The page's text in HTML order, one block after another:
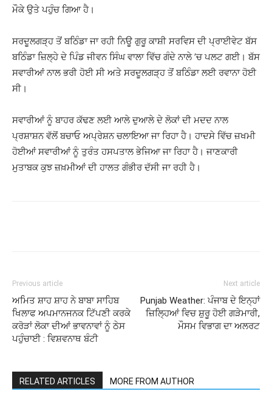
ਮੌਕੇ ਉਤੇ ਪਹੁੰਚ ਗਿਆ ਹੈ।
ਸਰਦੂਲਗੜ੍ਹ ਤੋਂ ਬਠਿੰਡਾ ਜਾ ਰਹੀ ਨਿਊ ਗੁਰੂ ਕਾਸ਼ੀ ਸਰਵਿਸ ਦੀ ਪ੍ਰਾਈਵੇਟ ਬੱਸ
ਬਠਿੰਡਾ ਜ਼ਿਲ੍ਹੇ ਦੇ ਪਿੰਡ ਜੀਵਨ ਸਿੰਘ ਵਾਲਾ ਵਿੱਚ ਗੰਦੇ ਨਾਲੇ ’ਚ ਪਲਟ ਗਈ। ਬੱਸ
ਸਵਾਰੀਆਂ ਨਾਲ ਭਰੀ ਹੋਈ ਸੀ ਅਤੇ ਸਰਦੂਲਗੜ੍ਹ ਤੋਂ ਬਠਿੰਡਾ ਲਈ ਰਵਾਨਾ ਹੋਈ
ਸੀ।
ਸਵਾਰੀਆਂ ਨੂੰ ਬਾਹਰ ਕੱਢਣ ਲਈ ਆਲੇ ਦੁਆਲੇ ਦੇ ਲੋਕਾਂ ਦੀ ਮਦਦ ਨਾਲ
ਪ੍ਰਸ਼ਾਸ਼ਨ ਵੱਲੋਂ ਬਚਾਓ ਅਪ੍ਰੇਸ਼ਨ ਚਲਾਇਆ ਜਾ ਰਿਹਾ ਹੈ। ਹਾਦਸੇ ਵਿੱਚ ਜ਼ਖਮੀ
ਹੋਈਆਂ ਸਵਾਰੀਆਂ ਨੂੰ ਤੁਰੰਤ ਹਸਪਤਾਲ ਭੇਜਿਆ ਜਾ ਰਿਹਾ ਹੈ। ਜਾਣਕਾਰੀ
ਮੁਤਾਬਕ ਕੁਝ ਜ਼ਖ਼ਮੀਆਂ ਦੀ ਹਾਲਤ ਗੰਭੀਰ ਦੱਸੀ ਜਾ ਰਹੀ ਹੈ।
Previous article
ਅਮਿਤ ਸ਼ਾਹ ਸ਼ਾਹ ਨੇ ਬਾਬਾ ਸਾਹਿਬ
ਖਿਲਾਫ ਅਪਮਾਨਜਨਕ ਟਿੱਪਣੀ ਕਰਕੇ
ਕਰੋੜਾਂ ਲੋਕਾ ਦੀਆਂ ਭਾਵਨਾਵਾਂ ਨੂੰ ਠੇਸ
ਪਹੁੰਚਾਈ : ਵਿਸ਼ਵਨਾਥ ਬੰਟੀ
Next article
Punjab Weather: ਪੰਜਾਬ ਦੇ ਇਨ੍ਹਾਂ
ਜ਼ਿਲ੍ਹਿਆਂ ਵਿਚ ਸ਼ੁਰੂ ਹੋਈ ਗੜੇਮਾਰੀ,
ਮੌਸਮ ਵਿਭਾਗ ਦਾ ਅਲਰਟ
RELATED ARTICLES MORE FROM AUTHOR